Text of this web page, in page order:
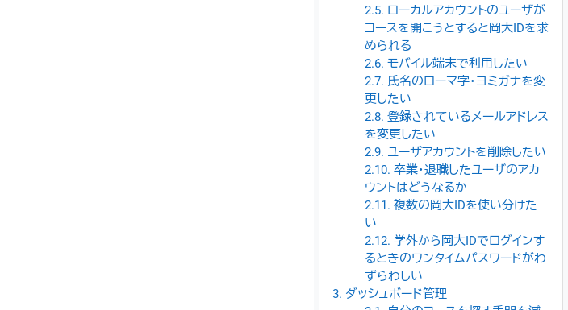
2.5. ローカルアカウントのユーザが
コースを開こうとすると岡大IDを求
められる
2.6. モバイル端末で利用したい
2.7. 氏名のローマ字・ヨミガナを変
更したい
2.8. 登録されているメールアドレス
を変更したい
2.9. ユーザアカウントを削除したい
2.10. 卒業・退職したユーザのアカ
ウントはどうなるか
2.11. 複数の岡大IDを使い分けた
い
2.12. 学外から岡大IDでログインす
るときのワンタイムパスワードがわ
ずらわしい
3. ダッシュボード管理